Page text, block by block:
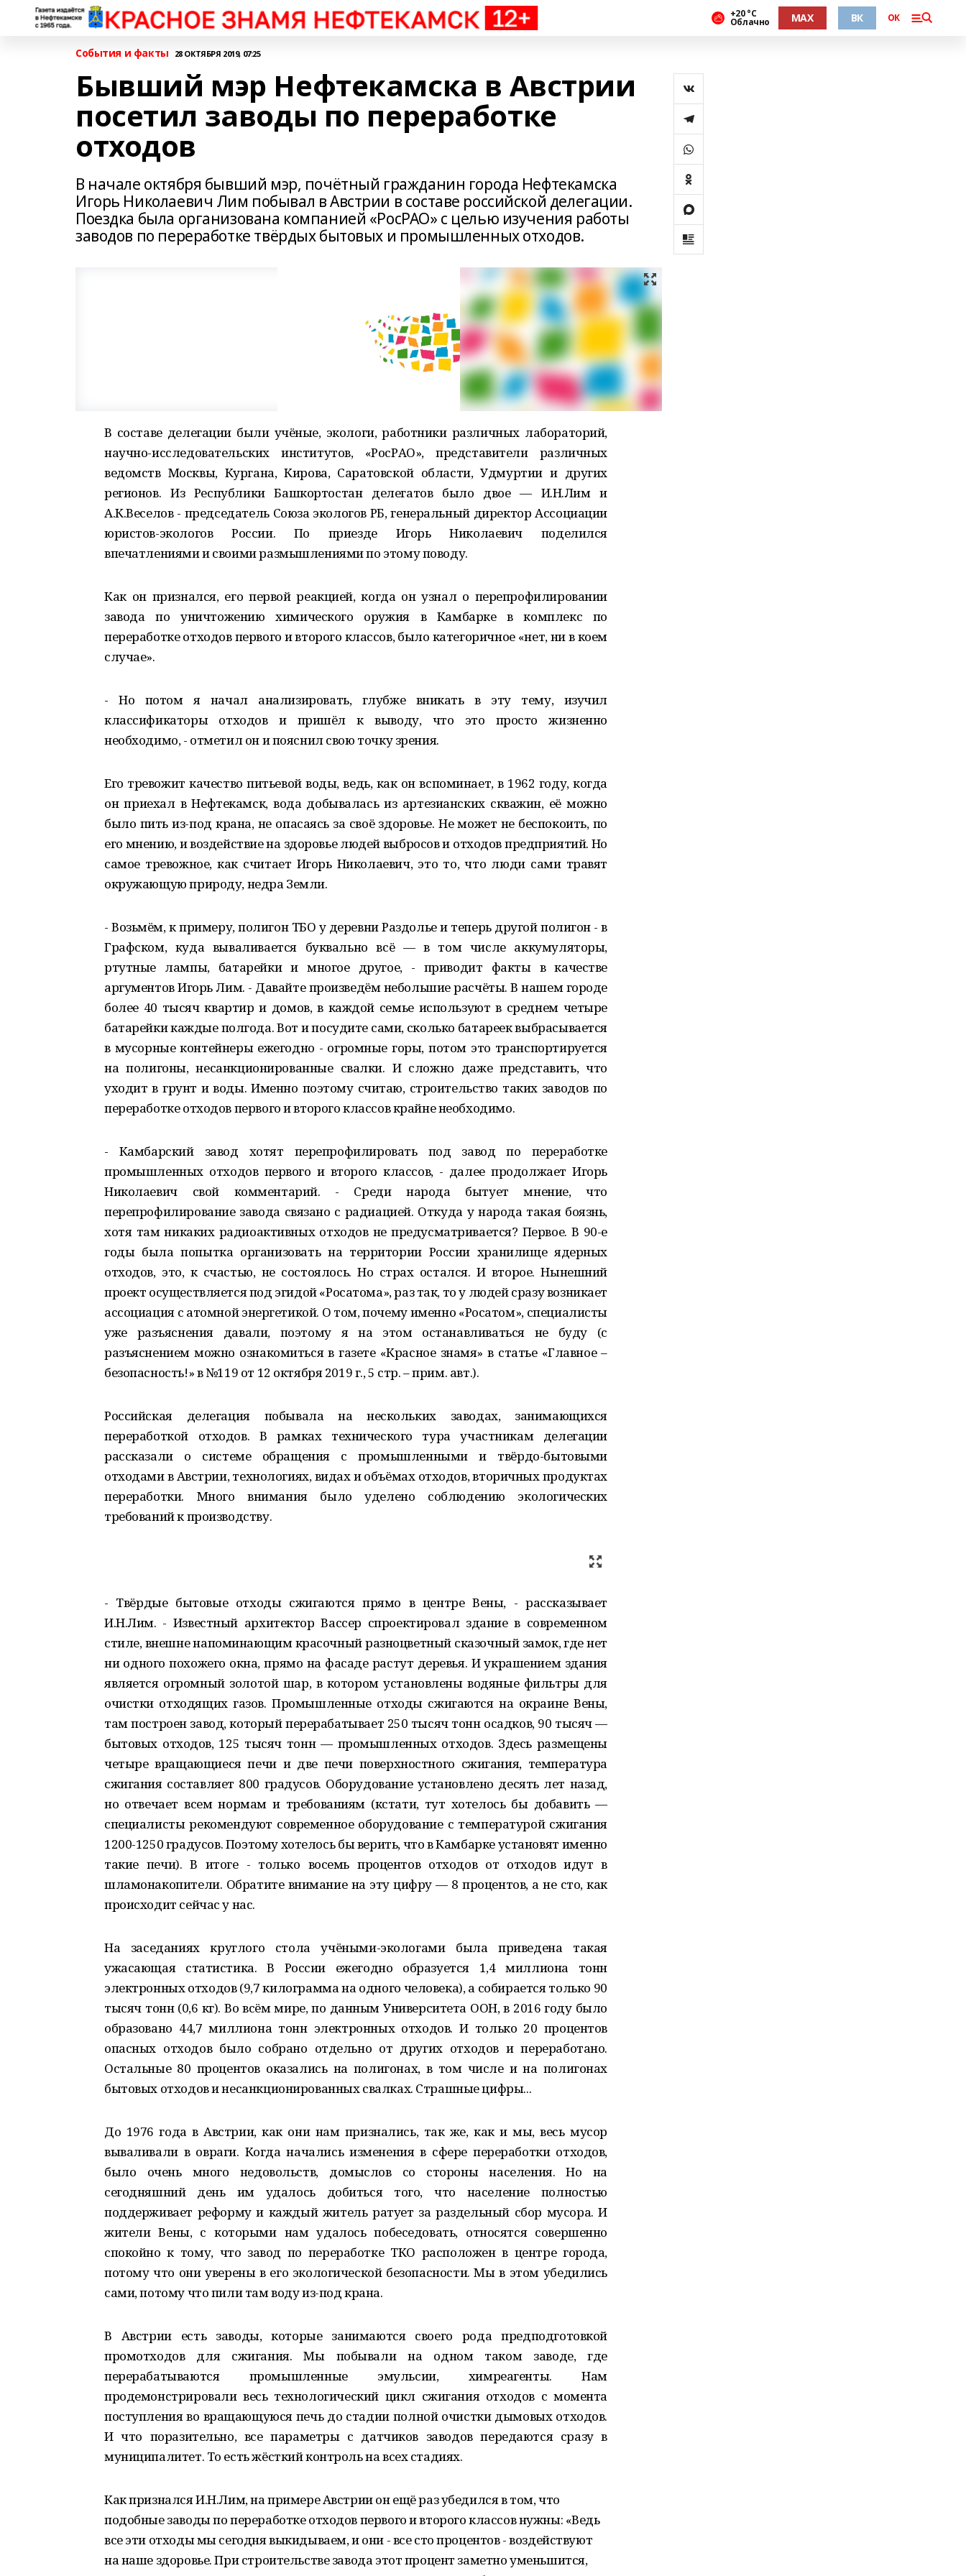
+20 °С
Облачно MAX ВК ОК
События и факты 28 ОКТЯБРЯ 2019, 07:25
Бывший мэр Нефтекамска в Австрии
посетил заводы по переработке
отходов
В начале октября бывший мэр, почётный гражданин города Нефтекамска
Игорь Николаевич Лим побывал в Австрии в составе российской делегации.
Поездка была организована компанией «РосРАО» с целью изучения работы
заводов по переработке твёрдых бытовых и промышленных отходов.
В составе делегации были учёные, экологи, работники различных лабораторий,
научно-исследовательских институтов, «РосРАО», представители различных
ведомств Москвы, Кургана, Кирова, Саратовской области, Удмуртии и других
регионов. Из Республики Башкортостан делегатов было двое — И.Н.Лим и
А.К.Веселов - председатель Союза экологов РБ, генеральный директор Ассоциации
юристов-экологов России. По приезде Игорь Николаевич поделился
впечатлениями и своими размышлениями по этому поводу.
Как он признался, его первой реакцией, когда он узнал о перепрофилировании
завода по уничтожению химического оружия в Камбарке в комплекс по
переработке отходов первого и второго классов, было категоричное «нет, ни в коем
случае».
- Но потом я начал анализировать, глубже вникать в эту тему, изучил
классификаторы отходов и пришёл к выводу, что это просто жизненно
необходимо, - отметил он и пояснил свою точку зрения.
Его тревожит качество питьевой воды, ведь, как он вспоминает, в 1962 году, когда
он приехал в Нефтекамск, вода добывалась из артезианских скважин, её можно
было пить из-под крана, не опасаясь за своё здоровье. Не может не беспокоить, по
его мнению, и воздействие на здоровье людей выбросов и отходов предприятий. Но
самое тревожное, как считает Игорь Николаевич, это то, что люди сами травят
окружающую природу, недра Земли.
- Возьмём, к примеру, полигон ТБО у деревни Раздолье и теперь другой полигон - в
Графском, куда вываливается буквально всё — в том числе аккумуляторы,
ртутные лампы, батарейки и многое другое, - приводит факты в качестве
аргументов Игорь Лим. - Давайте произведём небольшие расчёты. В нашем городе
более 40 тысяч квартир и домов, в каждой семье используют в среднем четыре
батарейки каждые полгода. Вот и посудите сами, сколько батареек выбрасывается
в мусорные контейнеры ежегодно - огромные горы, потом это транспортируется
на полигоны, несанкционированные свалки. И сложно даже представить, что
уходит в грунт и воды. Именно поэтому считаю, строительство таких заводов по
переработке отходов первого и второго классов крайне необходимо.
- Камбарский завод хотят перепрофилировать под завод по переработке
промышленных отходов первого и второго классов, - далее продолжает Игорь
Николаевич свой комментарий. - Среди народа бытует мнение, что
перепрофилирование завода связано с радиацией. Откуда у народа такая боязнь,
хотя там никаких радиоактивных отходов не предусматривается? Первое. В 90-е
годы была попытка организовать на территории России хранилище ядерных
отходов, это, к счастью, не состоялось. Но страх остался. И второе. Нынешний
проект осуществляется под эгидой «Росатома», раз так, то у людей сразу возникает
ассоциация с атомной энергетикой. О том, почему именно «Росатом», специалисты
уже разъяснения давали, поэтому я на этом останавливаться не буду (с
разъяснением можно ознакомиться в газете «Красное знамя» в статье «Главное –
безопасность!» в №119 от 12 октября 2019 г., 5 стр. – прим. авт.).
Российская делегация побывала на нескольких заводах, занимающихся
переработкой отходов. В рамках технического тура участникам делегации
рассказали о системе обращения с промышленными и твёрдо-бытовыми
отходами в Австрии, технологиях, видах и объёмах отходов, вторичных продуктах
переработки. Много внимания было уделено соблюдению экологических
требований к производству.
- Твёрдые бытовые отходы сжигаются прямо в центре Вены, - рассказывает
И.Н.Лим. - Известный архитектор Вассер спроектировал здание в современном
стиле, внешне напоминающим красочный разноцветный сказочный замок, где нет
ни одного похожего окна, прямо на фасаде растут деревья. И украшением здания
является огромный золотой шар, в котором установлены водяные фильтры для
очистки отходящих газов. Промышленные отходы сжигаются на окраине Вены,
там построен завод, который перерабатывает 250 тысяч тонн осадков, 90 тысяч —
бытовых отходов, 125 тысяч тонн — промышленных отходов. Здесь размещены
четыре вращающиеся печи и две печи поверхностного сжигания, температура
сжигания составляет 800 градусов. Оборудование установлено десять лет назад,
но отвечает всем нормам и требованиям (кстати, тут хотелось бы добавить —
специалисты рекомендуют современное оборудование с температурой сжигания
1200-1250 градусов. Поэтому хотелось бы верить, что в Камбарке установят именно
такие печи). В итоге - только восемь процентов отходов от отходов идут в
шламонакопители. Обратите внимание на эту цифру — 8 процентов, а не сто, как
происходит сейчас у нас.
На заседаниях круглого стола учёными-экологами была приведена такая
ужасающая статистика. В России ежегодно образуется 1,4 миллиона тонн
электронных отходов (9,7 килограмма на одного человека), а собирается только 90
тысяч тонн (0,6 кг). Во всём мире, по данным Университета ООН, в 2016 году было
образовано 44,7 миллиона тонн электронных отходов. И только 20 процентов
опасных отходов было собрано отдельно от других отходов и переработано.
Остальные 80 процентов оказались на полигонах, в том числе и на полигонах
бытовых отходов и несанкционированных свалках. Страшные цифры...
До 1976 года в Австрии, как они нам признались, так же, как и мы, весь мусор
вываливали в овраги. Когда начались изменения в сфере переработки отходов,
было очень много недовольств, домыслов со стороны населения. Но на
сегодняшний день им удалось добиться того, что население полностью
поддерживает реформу и каждый житель ратует за раздельный сбор мусора. И
жители Вены, с которыми нам удалось побеседовать, относятся совершенно
спокойно к тому, что завод по переработке ТКО расположен в центре города,
потому что они уверены в его экологической безопасности. Мы в этом убедились
сами, потому что пили там воду из-под крана.
В Австрии есть заводы, которые занимаются своего рода предподготовкой
промотходов для сжигания. Мы побывали на одном таком заводе, где
перерабатываются промышленные эмульсии, химреагенты. Нам
продемонстрировали весь технологический цикл сжигания отходов с момента
поступления во вращающуюся печь до стадии полной очистки дымовых отходов.
И что поразительно, все параметры с датчиков заводов передаются сразу в
муниципалитет. То есть жёсткий контроль на всех стадиях.
Как признался И.Н.Лим, на примере Австрии он ещё раз убедился в том, что
подобные заводы по переработке отходов первого и второго классов нужны: «Ведь
все эти отходы мы сегодня выкидываем, и они - все сто процентов - воздействуют
на наше здоровье. При строительстве завода этот процент заметно уменьшится,